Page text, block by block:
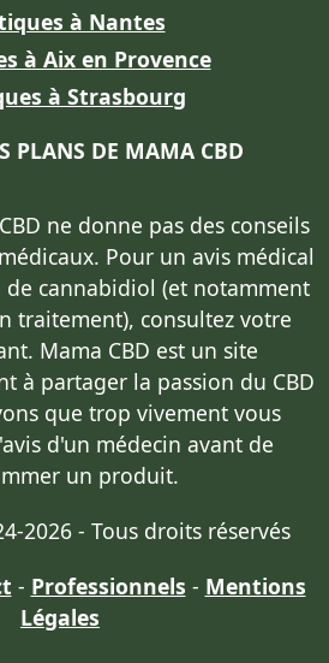
à Nantes
à Aix en Provence
à Strasbourg
PLANS DE MAMA CBD
ne donne pas des conseils
. Pour un avis médical
de cannabidiol (et notamment
traitement), consultez votre
. Mama CBD est un site
à partager la passion du CBD
que trop vivement vous
d'un médecin avant de
un produit.
2026 - Tous droits réservés
- Professionnels - Mentions
Légales